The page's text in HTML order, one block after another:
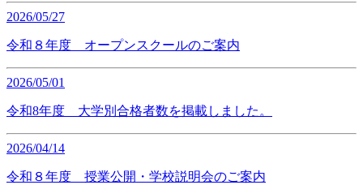
2026/05/27
令和８年度 オープンスクールのご案内
2026/05/01
令和8年度 大学別合格者数を掲載しました。
2026/04/14
令和８年度 授業公開・学校説明会のご案内